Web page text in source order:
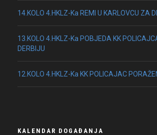
14.KOLO 4.HKLZ-Ka REMI U KARLOVCU ZA
13.KOLO 4.HKLZ-Ka POBJEDA KK
DERBIJU
12.KOLO 4.HKLZ-Ka KK POLICAJAC
KALENDAR DOGAĐANJA